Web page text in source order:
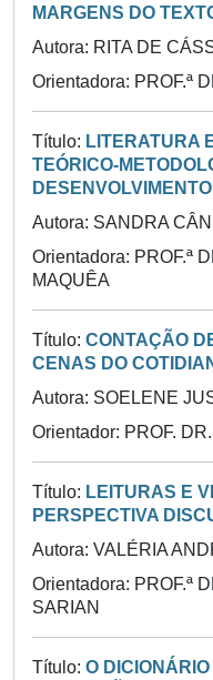
MARGENS DO
Autora: RITA DE
Orientadora: PROF.ª
Título: LITERATURA
TEÓRICO-
Autora: SANDRA
Orientadora: PROF.ª
MAQUÊA
Título: CONTAÇÃO
CENAS DO
Autora: SOELENE
Orientador: PROF.
Título: LEITURAS E
PERSPECTIVA
Autora: VALÉRIA
Orientadora: PROF.ª
SARIAN
Título: O